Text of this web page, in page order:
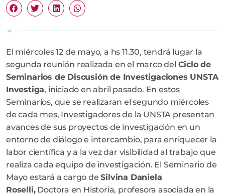
El miércoles 12 de mayo, a hs 11.30, tendrá lugar la
segunda reunión realizada en el marco del Ciclo de
Seminarios de Discusión de Investigaciones UNSTA
Investiga, iniciado en abril pasado. En estos
Seminarios, que se realizaran el segundo miércoles
de cada mes, Investigadores de la UNSTA presentan
avances de sus proyectos de investigación en un
entorno de diálogo e intercambio, para enriquecer la
labor científica y a la vez dar visibilidad al trabajo que
realiza cada equipo de investigación. El Seminario de
Mayo estará a cargo deSilvina Daniela
Roselli,Doctora en Historia, profesora asociada en la